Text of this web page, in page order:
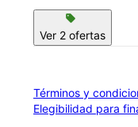
sell
Ver 2 ofertas
Términos y
Elegibilidad para